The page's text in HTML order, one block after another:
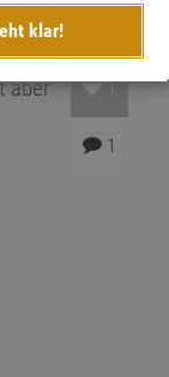
klar!
z.
aber
1
1